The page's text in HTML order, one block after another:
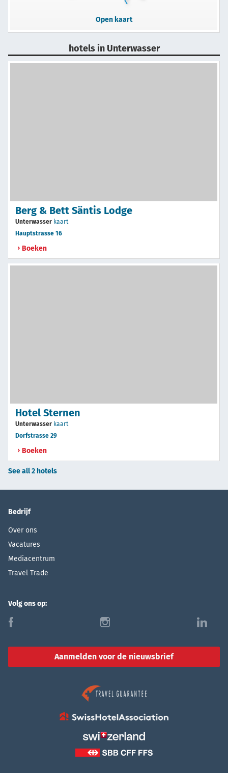
Open kaart
hotels in Unterwasser
Berg & Bett Säntis Lodge
Unterwasser kaart
Hauptstrasse 16
Boeken
Hotel Sternen
Unterwasser kaart
Dorfstrasse 29
Boeken
See all 2 hotels
Bedrijf
Over ons
Vacatures
Mediacentrum
Travel Trade
Volg ons op:
f i l
Aanmelden voor de nieuwsbrief